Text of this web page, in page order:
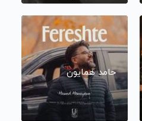
حامد همایون